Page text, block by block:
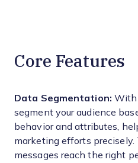
Core Features
Data Segmentation: With
segment your audience
behavior and attributes,
marketing efforts precisely.
messages reach the right